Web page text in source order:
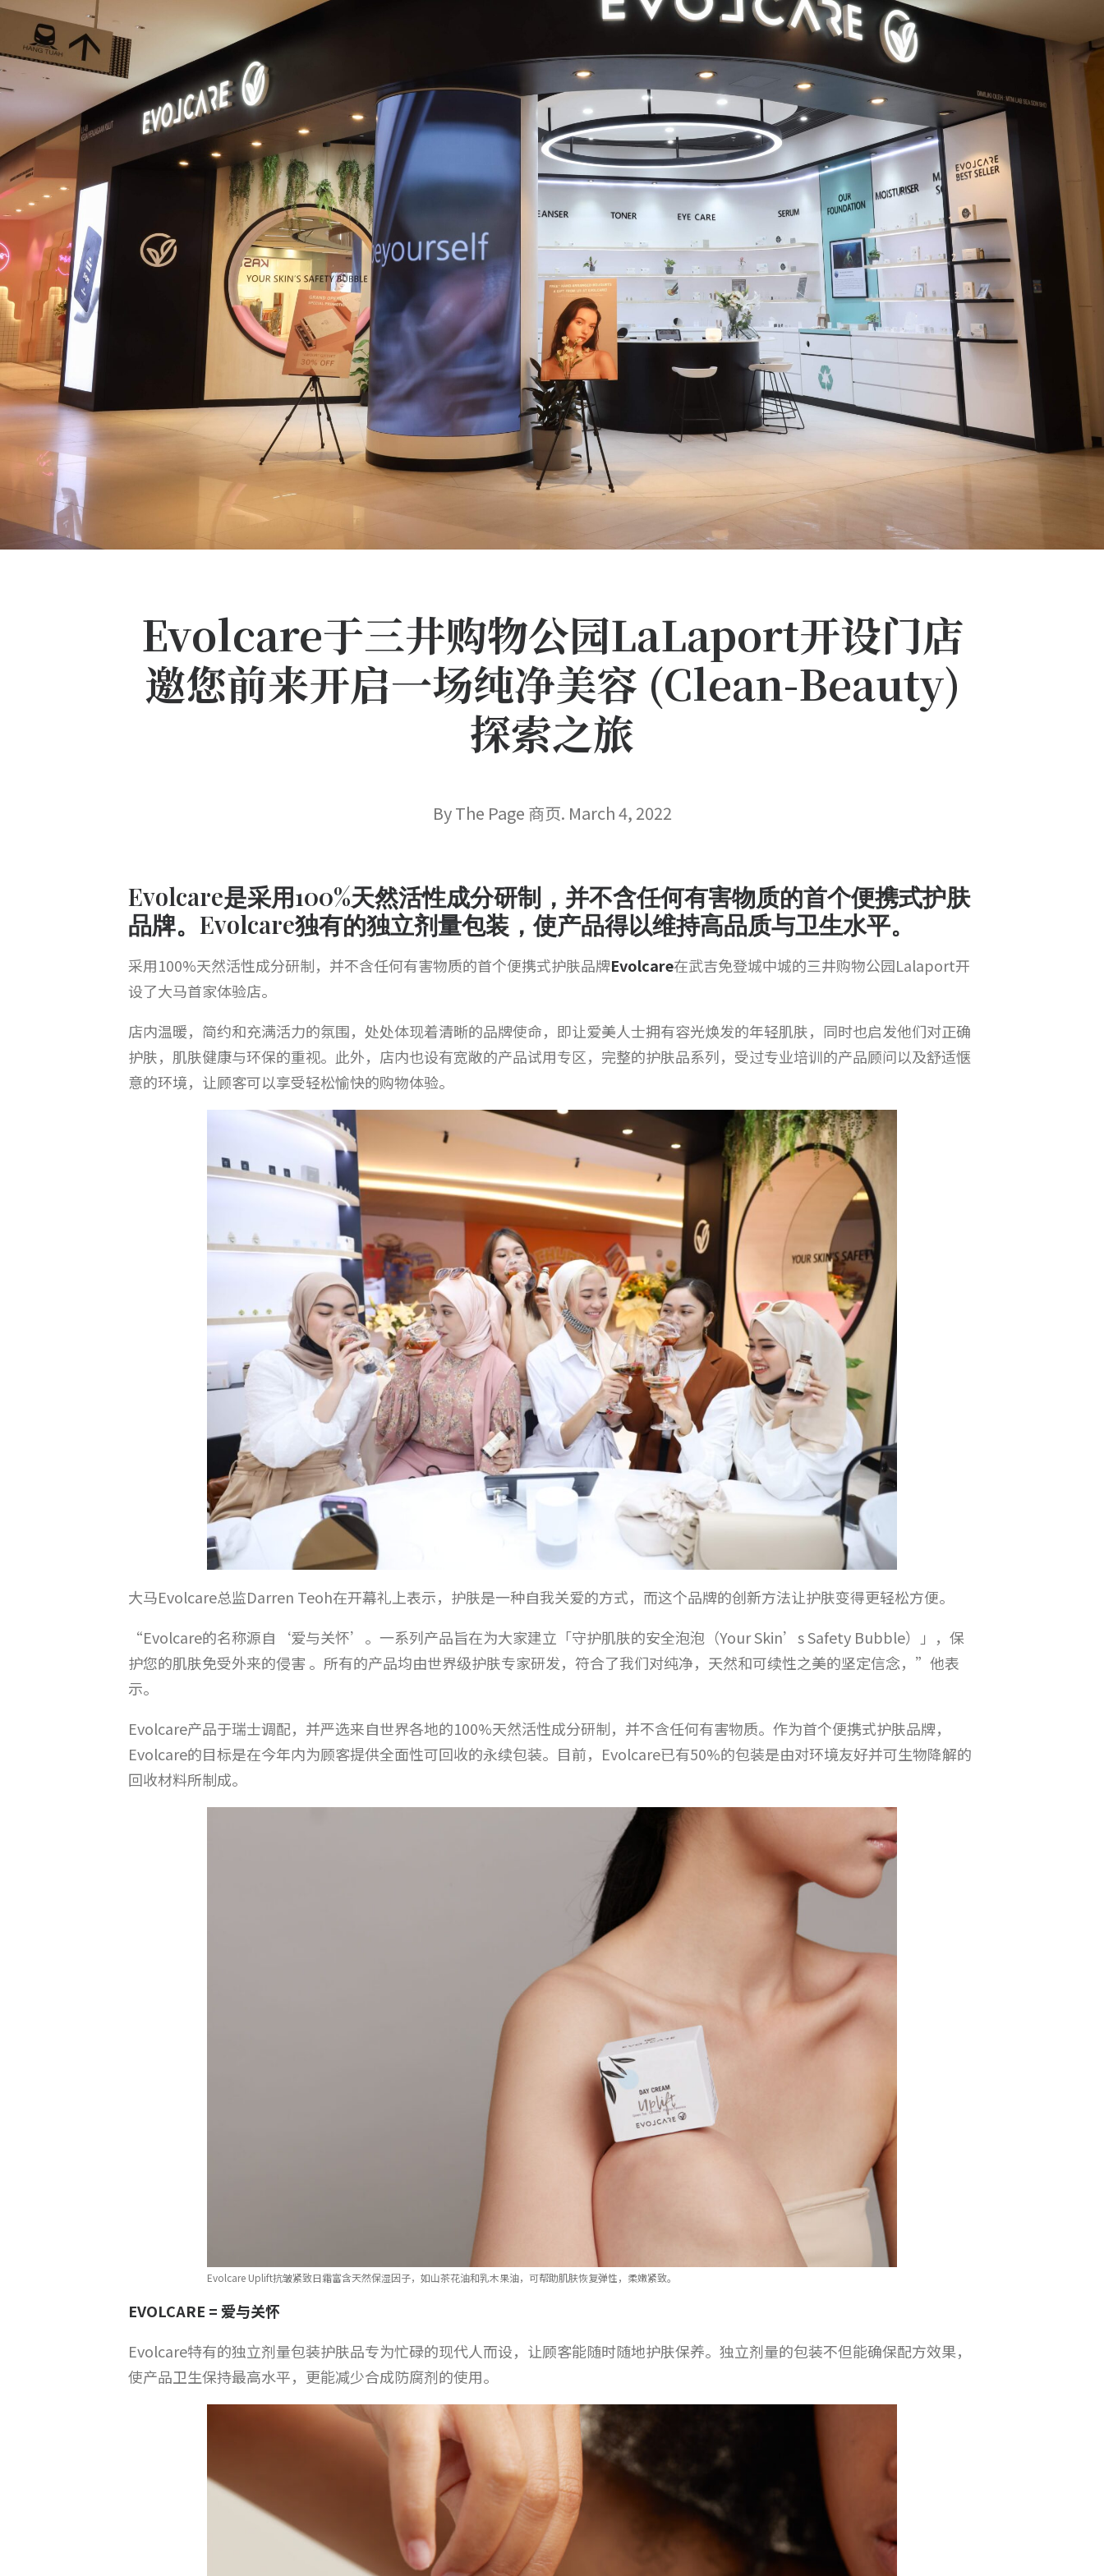
Evolcare于三井购物公园LaLaport开设门店
邀您前来开启一场纯净美容 (Clean-Beauty)
探索之旅
By The Page 商页. March 4, 2022
Evolcare是采用100%天然活性成分研制，并不含任何有害物质的首个便携式护肤
品牌。Evolcare独有的独立剂量包装，使产品得以维持高品质与卫生水平。
采用100%天然活性成分研制，并不含任何有害物质的首个便携式护肤品牌Evolcare在武吉免登城中城的三井购物公园Lalaport开
设了大马首家体验店。
店内温暖，简约和充满活力的氛围，处处体现着清晰的品牌使命，即让爱美人士拥有容光焕发的年轻肌肤，同时也启发他们对正确
护肤，肌肤健康与环保的重视。此外，店内也设有宽敞的产品试用专区，完整的护肤品系列，受过专业培训的产品顾问以及舒适惬
意的环境，让顾客可以享受轻松愉快的购物体验。
大马Evolcare总监Darren Teoh在开幕礼上表示，护肤是一种自我关爱的方式，而这个品牌的创新方法让护肤变得更轻松方便。
“Evolcare的名称源自‘爱与关怀’。一系列产品旨在为大家建立「守护肌肤的安全泡泡（Your Skin’s Safety Bubble）」，保
护您的肌肤免受外来的侵害 。所有的产品均由世界级护肤专家研发，符合了我们对纯净，天然和可续性之美的坚定信念，”他表
示。
Evolcare产品于瑞士调配，并严选来自世界各地的100%天然活性成分研制，并不含任何有害物质。作为首个便携式护肤品牌，
Evolcare的目标是在今年内为顾客提供全面性可回收的永续包装。目前，Evolcare已有50%的包装是由对环境友好并可生物降解的
回收材料所制成。
Evolcare Uplift抗皱紧致日霜富含天然保湿因子，如山茶花油和乳木果油，可帮助肌肤恢复弹性，柔嫩紧致。
EVOLCARE =爱与关怀
Evolcare特有的独立剂量包装护肤品专为忙碌的现代人而设，让顾客能随时随地护肤保养。独立剂量的包装不但能确保配方效果，
使产品卫生保持最高水平，更能减少合成防腐剂的使用。